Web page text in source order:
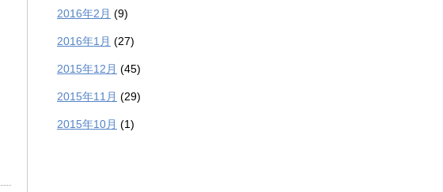
2016年2月 (9)
2016年1月 (27)
2015年12月 (45)
2015年11月 (29)
2015年10月 (1)